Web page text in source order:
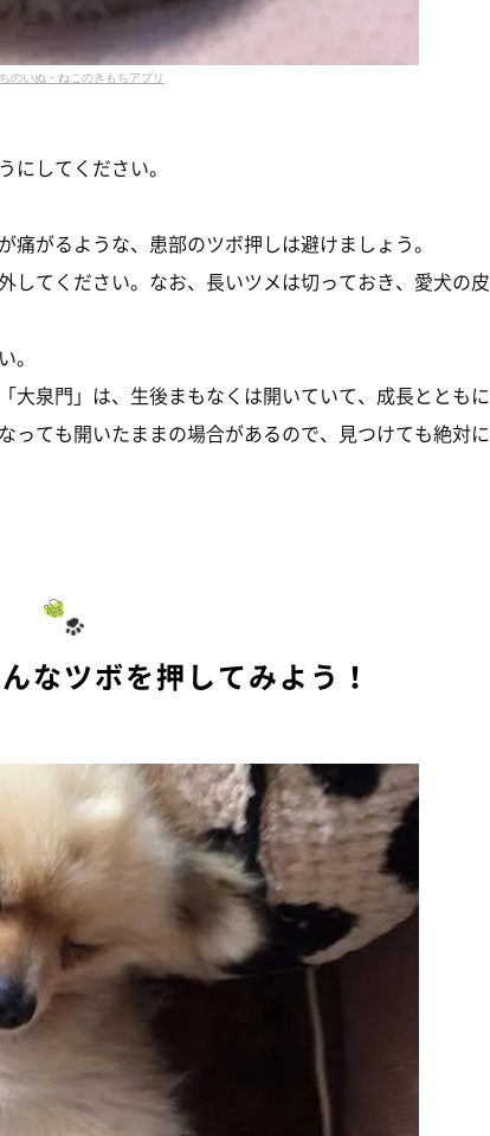
のいぬ・ねこのきもちアプリ
してください。
がるような、患部のツボ押しは避けましょう。
してください。なお、長いツメは切っておき、愛犬の皮
。
大泉門」は、生後まもなくは開いていて、成長とともに
っても開いたままの場合があるので、見つけても絶対に
なツボを押してみよう！